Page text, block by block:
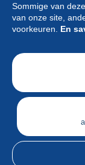
Sommige van
van onze site,
voorkeuren. En
Nieuws
Functie
Vereniging
Diensten
Schrijven